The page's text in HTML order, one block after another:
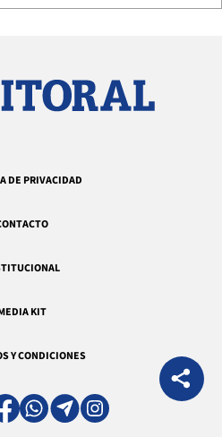
DE PRIVACIDAD
KIT
Y CONDICIONES